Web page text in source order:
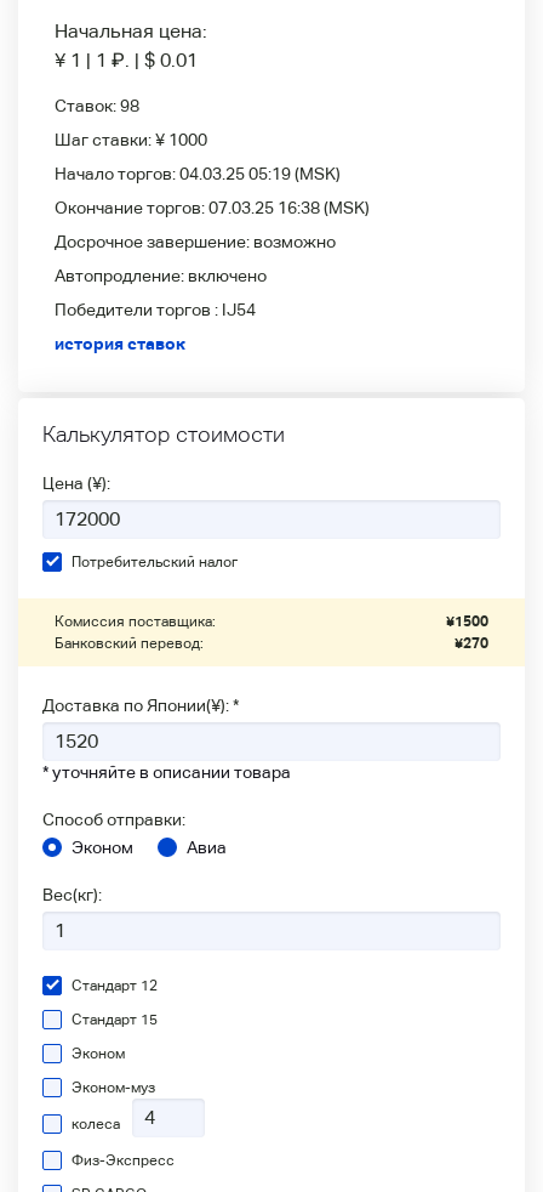
Начальная цена:
¥ 1 | 1 ₽ | $ 0.01
Ставок:98
Шаг ставки:¥ 1000
Начало торгов:04.03.25 05:19(MSK)
Окончание торгов:07.03.25 16:38(MSK)
Досрочное завершение: возможно
Автопродление: включено
Победители
торгов : IJ54
история ставок
Калькулятор стоимости
Цена (¥):
Потребительский налог
Комиссия поставщика: ¥1500
Банковский перевод:
¥270
Доставка по Японии(¥): *
* уточняйте в описании товара
Способ отправки:
Эконом
Авиа
Вес(кг):
Стандарт 12
Стандарт 15
Эконом
Эконом-муз
колеса
Физ-Экспресс